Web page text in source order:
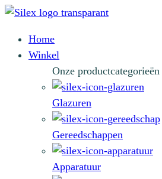
Home
Winkel
Onze productcategorieën
Glazuren
Gereedschappen
Apparatuur